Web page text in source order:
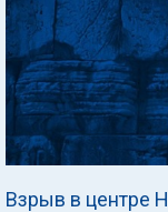
Взрыв в центре